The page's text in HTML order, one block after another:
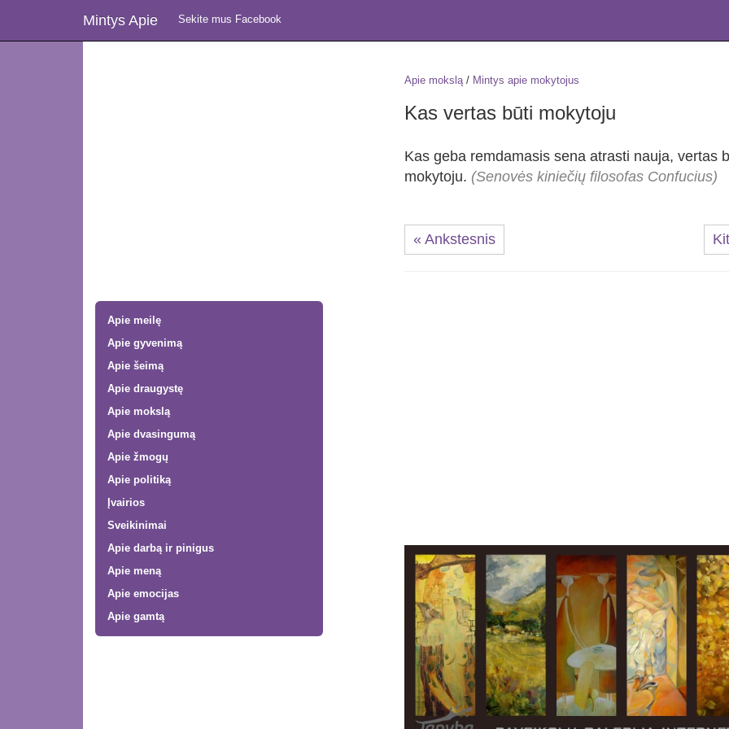
Mintys Apie Sekite mus Facebook
Apie meilę
Apie gyvenimą
Apie šeimą
Apie draugystę
Apie mokslą
Apie dvasingumą
Apie žmogų
Apie politiką
Įvairios
Sveikinimai
Apie darbą ir pinigus
Apie meną
Apie emocijas
Apie gamtą
Apie mokslą/ Mintys apie mokytojus
Kas vertas būti mokytoju
Kas geba remdamasis sena atrasti nauja, vertas
mokytoju. (Senovės kiniečių filosofas Confucius)
« Ankstesnis